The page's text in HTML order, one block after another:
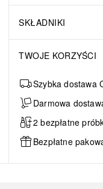
SKŁADNIKI
TWOJE KORZYŚCI
Szybka dostawa
Darmowa
2 bezpłatne
Bezpłatne